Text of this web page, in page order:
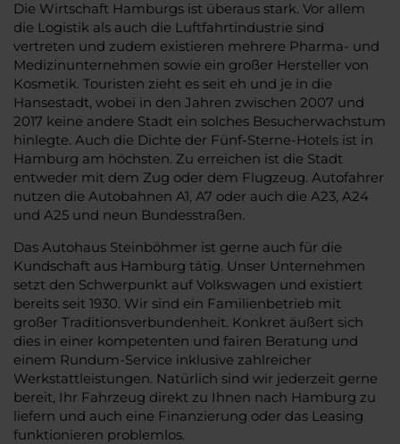
Die Wirtschaft Hamburgs ist überaus stark. Vor allem
die Logistik als auch die Luftfahrtindustrie sind
vertreten und zudem existieren mehrere Pharma- und
Medizinunternehmen sowie ein großer Hersteller von
Kosmetik. Touristen zieht es seit eh und je in die
Hansestadt, wobei in den Jahren zwischen 2007 und
2017 keine andere Stadt ein solches Besucherwachstum
hinlegte. Auch die Dichte der Fünf-Sterne-Hotels ist in
Hamburg am höchsten. Zu erreichen ist die Stadt
entweder mit dem Zug oder dem Flugzeug. Autofahrer
nutzen die Autobahnen A1, A7 oder auch die A23, A24
und A25 und neun Bundesstraßen.
Das Autohaus Steinböhmer ist gerne auch für die
Kundschaft aus Hamburg tätig. Unser Unternehmen
setzt den Schwerpunkt auf Volkswagen und existiert
bereits seit 1930. Wir sind ein Familienbetrieb mit
großer Traditionsverbundenheit. Konkret äußert sich
dies in einer kompetenten und fairen Beratung und
einem Rundum-Service inklusive zahlreicher
Werkstattleistungen. Natürlich sind wir jederzeit gerne
bereit, Ihr Fahrzeug direkt zu Ihnen nach Hamburg zu
liefern und auch eine Finanzierung oder das Leasing
funktionieren problemlos.